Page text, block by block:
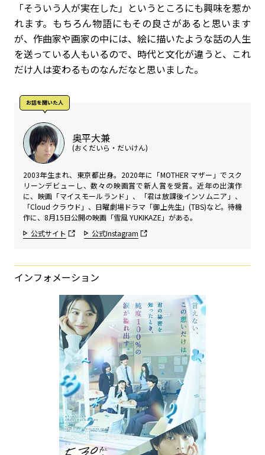
「そういう人が実在した」というところにも興味を惹か
れます。もちろん物語にもその良さがあると思います
が、作曲家や画家の中には、絵に描いたような話の人生
を送っている人もいるので、時代と文化が違うと、これ
だけ人は変わるものなんだなと思いました。
お話を聞いた人
奥平大兼
(おくだいら・だいけん)
2003年生まれ、東京都出身。2020年に「MOTHER マザー」でスク
リーンデビューし、数々の映画賞で新人賞を受賞。近年の出演作
に、映画「マイスモールランド」、「君は放課後インソムニア」、
「Cloud クラウド」、日曜劇場ドラマ「御上先生」(TBS)など。待機
作に、8月15日公開の映画「雪風 YUKIKAZE」がある。
公式サイト
公式Instagram
インフォメーション